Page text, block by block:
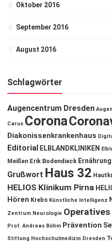
Oktober 2016
September 2016
August 2016
Schlagwörter
Augencentrum Dresden
Carus Corona
Diakonissenkrankenhaus
Editorial ELBLANDKLINIKEN
Meißen Erik Bodendieck Ernährung
Grußwort Haus 32
HELIOS Klinikum Pirna
Hören Krebs Künstliche Intelligenz
Zentrum Neurologie
Prof. Andreas Böhm Prävention
Stiftung Hochschulmedizin Dresden